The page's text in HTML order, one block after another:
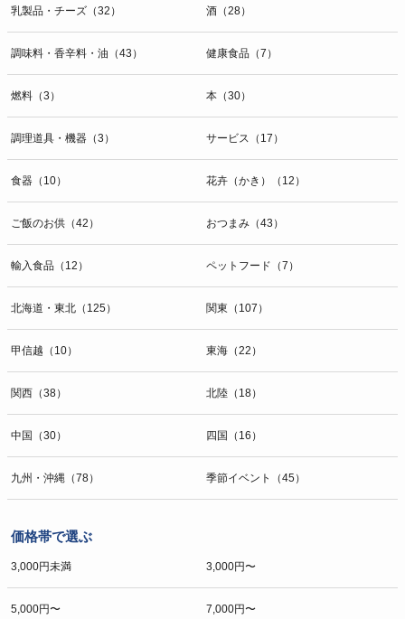
個人情報に関する問合わせ窓口
〒106-0044 東京都港区東麻布一丁目２７番１号 東麻布食文化ビル４
ＦＡＸ：047-401-6847
乳製品・チーズ（32） 酒（28）
調味料・香辛料・油（43） 健康食品（7）
燃料（3） 本（30）
調理道具・機器（3） サービス（17）
食器（10） 花卉（かき）（12）
ご飯のお供（42） おつまみ（43）
輸入食品（12） ペットフード（7）
北海道・東北（125） 関東（107）
甲信越（10） 東海（22）
関西（38） 北陸（18）
中国（30） 四国（16）
九州・沖縄（78） 季節イベント（45）
価格帯で選ぶ
3,000円未満 3,000円〜
5,000円〜 7,000円〜